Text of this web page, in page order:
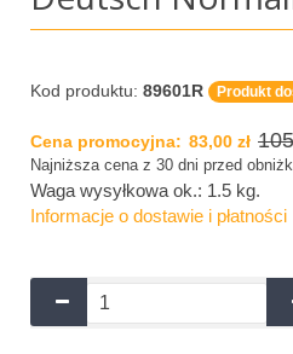
Kod produktu: 89601R Produkt
Cena promocyjna: 83,00 zł
Najniższa cena z 30 dni przed
Waga wysyłkowa ok.: 1.5 kg.
Informacje o dostawie i płatności